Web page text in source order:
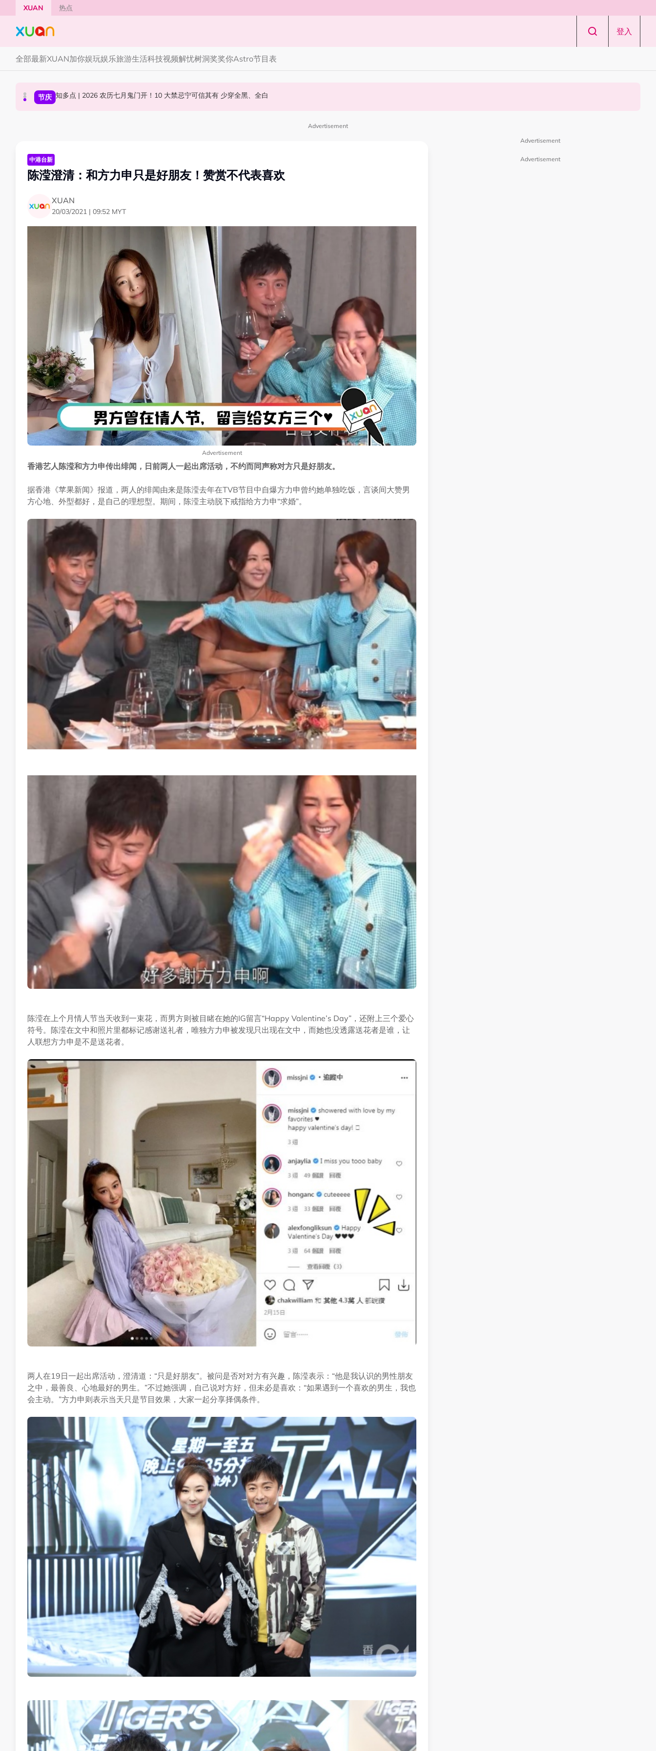
Skip to main content
XUAN 热点
登入
全部最新XUAN加你娱玩娱乐旅游生活科技视频解忧树洞奖奖你Astro节目表
中港台新 Jaclyn Victor现身《歌手2026》现场！遭粉丝野生捕获要求合照！
节庆 知多点 | 2026 农历七月鬼门开！10 大禁忌宁可信其有 少穿全黑、全白
国际星闻 YG大楼遭女粉持高尔夫球杆猛砸！BLACKPINK 10周年最新进展曝光！
Advertisement
中港台新
陈滢澄清：和方力申只是好朋友！赞赏不代表喜欢
XUAN
20/03/2021 | 09:52 MYT
Advertisement
香港艺人陈滢和方力申传出绯闻，日前两人一起出席活动，不约而同声称对方只是好朋友。
据香港《苹果新闻》报道，两人的绯闻由来是陈滢去年在TVB节目中自爆方力申曾约她单独吃饭，言谈间大赞男
方心地、外型都好，是自己的理想型。期间，陈滢主动脱下戒指给方力申“求婚”。
陈滢在上个月情人节当天收到一束花，而男方则被目睹在她的IG留言“Happy Valentine’s Day”，还附上三个爱心
符号。陈滢在文中和照片里都标记感谢送礼者，唯独方力申被发现只出现在文中，而她也没透露送花者是谁，让
人联想方力申是不是送花者。
两人在19日一起出席活动，澄清道：“只是好朋友”。被问是否对对方有兴趣，陈滢表示：“他是我认识的男性朋友
之中，最善良、心地最好的男生。”不过她强调，自己说对方好，但未必是喜欢：“如果遇到一个喜欢的男生，我也
会主动。”方力申则表示当天只是节目效果，大家一起分享择偶条件。
Advertisement
Advertisement